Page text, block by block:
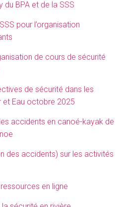
BPA et de la SSS
pour l’organisation
de cours de sécurité
de sécurité dans les
et Eau octobre 2025
accidents en canoé-kayak de
des accidents) sur les activités
en ligne